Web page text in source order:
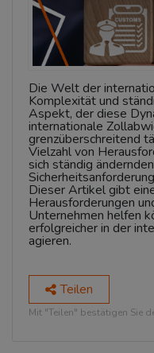
Die Welt der
Komplexität und
Aspekt, der diese
internationale
grenzüberschreitend
Vielzahl von
sich ständig
Dieser Artikel gibt
Herausforderungen
Unternehmen helfen
erfolgreicher in der
agieren.
Teilen
Mit "Teilen" bestätigen Sie